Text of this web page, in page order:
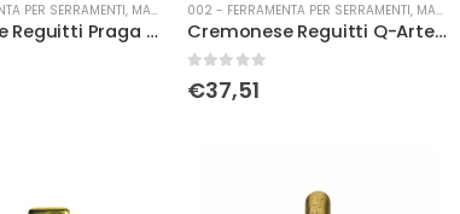
PER SERRAMENTI, MANIGLIERIA
Cremonese Reguitti Praga c/bu rustico
002 - FERRAMENTA PER SERRAMENTI, MANIGLIERIA
Cremonese Reguitti Q-Arte c/bu cro.sat.
Su 5
€37,51